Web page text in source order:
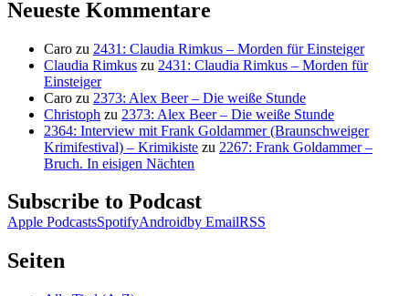
Neueste Kommentare
Caro zu 2431: Claudia Rimkus – Morden für Einsteiger
Claudia Rimkus zu 2431: Claudia Rimkus – Morden für
Einsteiger
Caro zu 2373: Alex Beer – Die weiße Stunde
Christoph zu 2373: Alex Beer – Die weiße Stunde
2364: Interview mit Frank Goldammer (Braunschweiger
Krimifestival) – Krimikiste zu 2267: Frank Goldammer –
Bruch. In eisigen Nächten
Subscribe to Podcast
Apple PodcastsSpotifyAndroidby EmailRSS
Seiten